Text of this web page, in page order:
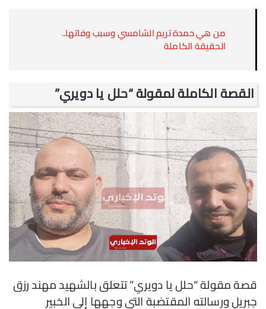
من هي حمدة تريم الشامسي وسبب وفاتها..
الحقيقة الكاملة
القصة الكاملة لمقولة “حلل يا دويري”
قصة مقولة “حلل يا دويري” تتعلق بالشهيد مهند رزق
جبريل ورسالته المقتضبة التي وجهها إلى الخبير